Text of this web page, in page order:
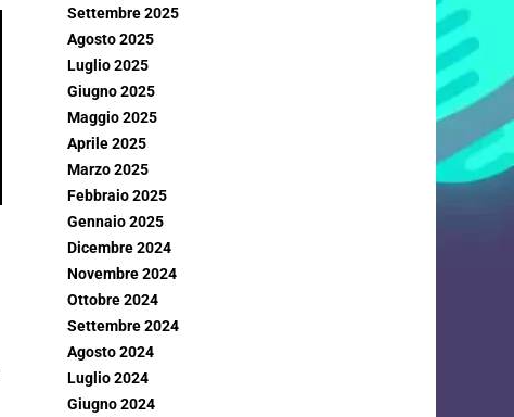
Settembre 2025
Agosto 2025
Luglio 2025
Giugno 2025
Maggio 2025
Aprile 2025
Marzo 2025
Febbraio 2025
Gennaio 2025
Dicembre 2024
Novembre 2024
Ottobre 2024
Settembre 2024
Agosto 2024
Luglio 2024
Giugno 2024